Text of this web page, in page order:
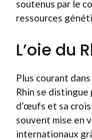
soutenus par le
ressources
L’oie du
Plus courant dans
Rhin se
d’œufs et sa
souvent mise en
internationaux